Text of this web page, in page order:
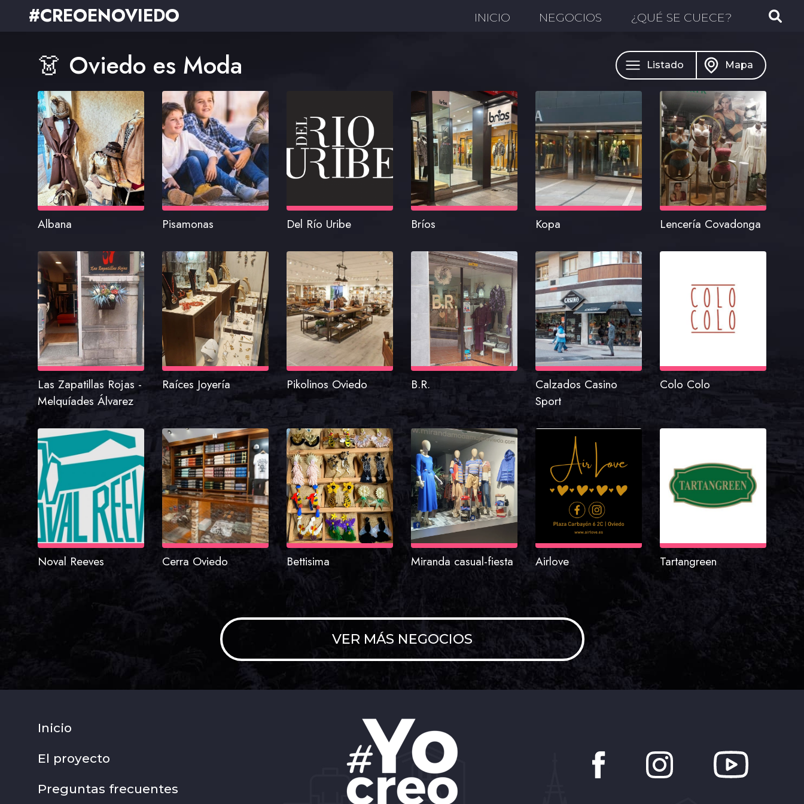
#CREOENOVIEDO INICIO NEGOCIOS ¿QUÉ SE CUECE?
👗 Oviedo es Moda Listado Mapa
Albana Pisamonas Del Río Uribe Bríos Kopa Lencería Covadonga
Las Zapatillas Rojas -
Melquíades Álvarez
Raíces Joyería Pikolinos Oviedo B.R.
Calzados Casino
Sport
Colo Colo
Noval Reeves Cerra Oviedo Bettisima Miranda casual-fiesta Airlove Tartangreen
VER MÁS NEGOCIOS
Inicio
El proyecto
Preguntas frecuentes